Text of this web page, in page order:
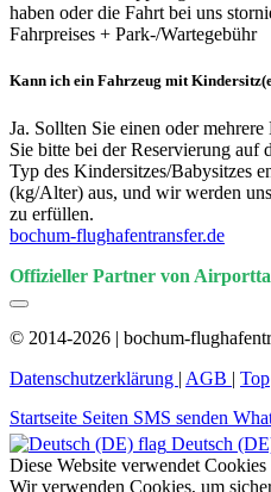
haben oder die Fahrt bei uns
Fahrpreises + Park-/Wartegebühr
Kann ich ein Fahrzeug mit
Ja. Sollten Sie einen oder
Sie bitte bei der Reservierung auf
Typ des Kindersitzes/Babysitzes
(kg/Alter) aus, und wir werden
zu erfüllen.
bochum-flughafentransfer.de
Offizieller Partner von
© 2014-2026 | bochum-
Datenschutzerklärung | AGB | Top
Startseite Seiten SMS senden
Deutsch
Diese Website verwendet Cookies
Wir verwenden Cookies, um